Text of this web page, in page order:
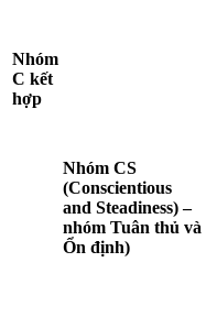
Nhóm
C kết
hợp
Nhóm CS
(Conscientious
and Steadiness) –
nhóm Tuân thủ và
Ổn định)